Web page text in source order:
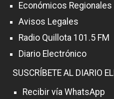
Económicos Regionales
Avisos Legales
Radio Quillota 101.5 FM
Diario Electrónico
SUSCRÍBETE AL DIARIO
Recibir vía WhatsApp